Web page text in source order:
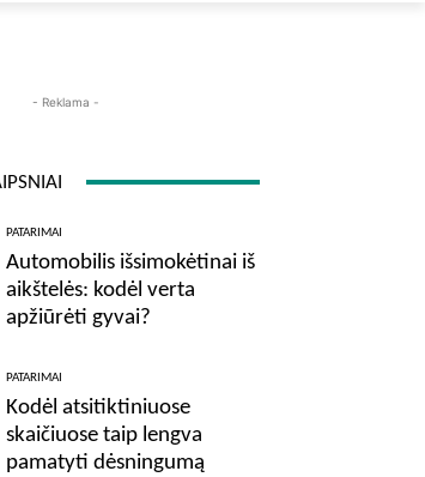
- Reklama -
PATARIMAI
Automobilis išsimokėtinai iš
aikštelės: kodėl verta
apžiūrėti gyvai?
PATARIMAI
Kodėl atsitiktiniuose
skaičiuose taip lengva
pamatyti dėsningumą